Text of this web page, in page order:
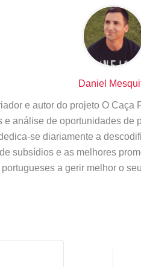
Daniel
e autor do projeto O Caça
e análise de oportunidades de
se diariamente a
subsídios e as melhores
portugueses a gerir melhor o